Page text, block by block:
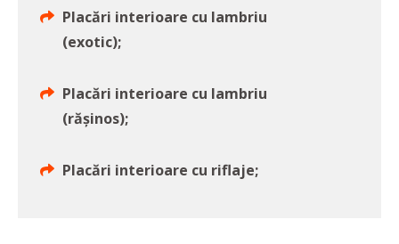
Placări interioare cu lambriu
(exotic);
Placări interioare cu lambriu
(rășinos);
Placări interioare cu riflaje;